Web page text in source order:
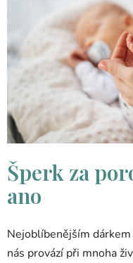
Šperk za
ano
Nejoblíbenějším
nás provází při mnoha